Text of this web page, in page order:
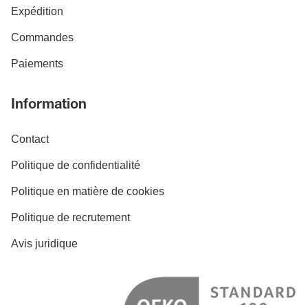
Expédition
Commandes
Paiements
Information
Contact
Politique de confidentialité
Politique en matière de cookies
Politique de recrutement
Avis juridique